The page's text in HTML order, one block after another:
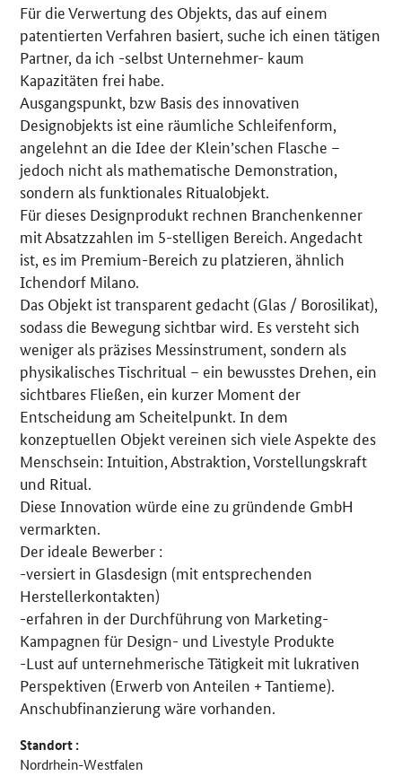
Details
Für die Verwertung des Objekts, das auf einem
patentierten Verfahren basiert, suche ich einen tätigen
Partner, da ich -selbst Unternehmer- kaum
Kapazitäten frei habe.
Ausgangspunkt, bzw Basis des innovativen
Designobjekts ist eine räumliche Schleifenform,
angelehnt an die Idee der Klein’schen Flasche –
jedoch nicht als mathematische Demonstration,
sondern als funktionales Ritualobjekt.
Für dieses Designprodukt rechnen Branchenkenner
mit Absatzzahlen im 5-stelligen Bereich. Angedacht
ist, es im Premium-Bereich zu platzieren, ähnlich
Ichendorf Milano.
Das Objekt ist transparent gedacht (Glas / Borosilikat),
sodass die Bewegung sichtbar wird. Es versteht sich
weniger als präzises Messinstrument, sondern als
physikalisches Tischritual – ein bewusstes Drehen, ein
sichtbares Fließen, ein kurzer Moment der
Entscheidung am Scheitelpunkt. In dem
konzeptuellen Objekt vereinen sich viele Aspekte des
Menschsein: Intuition, Abstraktion, Vorstellungskraft
und Ritual.
Diese Innovation würde eine zu gründende GmbH
vermarkten.
Der ideale Bewerber :
-versiert in Glasdesign (mit entsprechenden
Herstellerkontakten)
-erfahren in der Durchführung von Marketing-
Kampagnen für Design- und Livestyle Produkte
-Lust auf unternehmerische Tätigkeit mit lukrativen
Perspektiven (Erwerb von Anteilen + Tantieme).
Anschubfinanzierung wäre vorhanden.
Standort :
Nordrhein-Westfalen